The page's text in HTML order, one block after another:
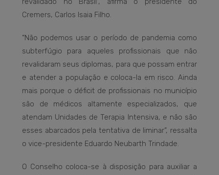
Cremers, Carlos Isaia Filho.
“Não podemos usar o período de pandemia como
subterfúgio para aqueles profissionais que não
revalidaram seus diplomas, para que possam entrar
e atender a população e coloca-la em risco. Ainda
mais porque o déficit de profissionais no município
são de médicos altamente especializados, que
atendam Unidades de Terapia Intensiva, e não são
esses abarcados pela tentativa de liminar”, ressalta
o vice-presidente Eduardo Neubarth Trindade.
O Conselho coloca-se à disposição para auxiliar a